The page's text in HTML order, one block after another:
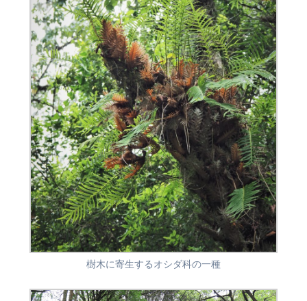
樹木に寄生するオシダ科の一種